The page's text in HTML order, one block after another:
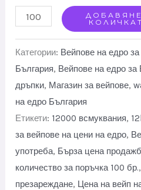
Оценено с
5.00от 5
въз
6
оценки
Waspe
Digital
Puffs
Bulk
Price
12K
Категории: Вейпове на едро
България, Вейпове на едро за
дръпки, Магазин за вейпове,
на едро България
Етикети: 12000 всмуквания,
за вейпове на цени на едро,
употреба, Бърза цена
количество за поръчка 100 бр.,
презареждане, Цена на вейп